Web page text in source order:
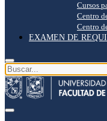
Cursos
Centro
Centro
EXAMEN DE